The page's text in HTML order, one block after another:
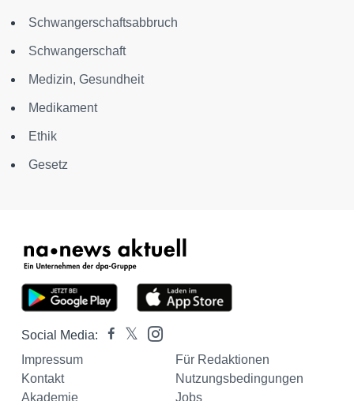
Schwangerschaftsabbruch
Schwangerschaft
Medizin, Gesundheit
Medikament
Ethik
Gesetz
Social Media:
Impressum
Für Redaktionen
Kontakt
Nutzungsbedingungen
Akademie
Jobs